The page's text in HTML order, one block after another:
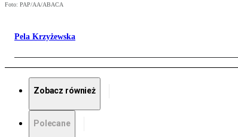
Foto: PAP/AA/ABACA
Pela Krzyżewska
Zobacz również
Polecane